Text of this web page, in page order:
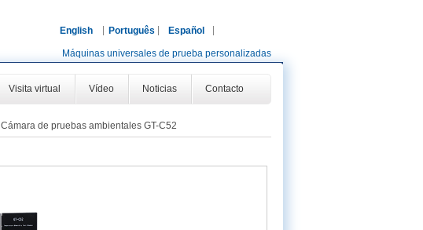
English Português Español
Máquinas universales de prueba personalizadas
Visita virtual Vídeo Noticias Contacto
Cámara de pruebas ambientales GT-C52